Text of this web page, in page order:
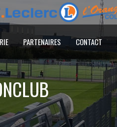
PARTENAIRES CONTACT